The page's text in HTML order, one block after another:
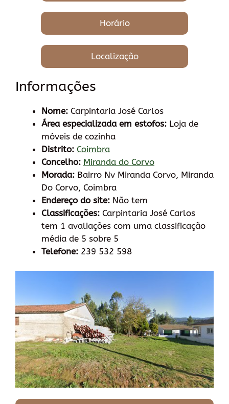
Horário
Localização
Informações
Nome: Carpintaria José Carlos
Área especializada em estofos: Loja de
móveis de cozinha
Distrito: Coimbra
Concelho: Miranda do Corvo
Morada: Bairro Nv Miranda Corvo, Miranda
Do Corvo, Coimbra
Endereço do site: Não tem
Classificações: Carpintaria José Carlos
tem 1 avaliações com uma classificação
média de 5 sobre 5
Telefone: 239 532 598